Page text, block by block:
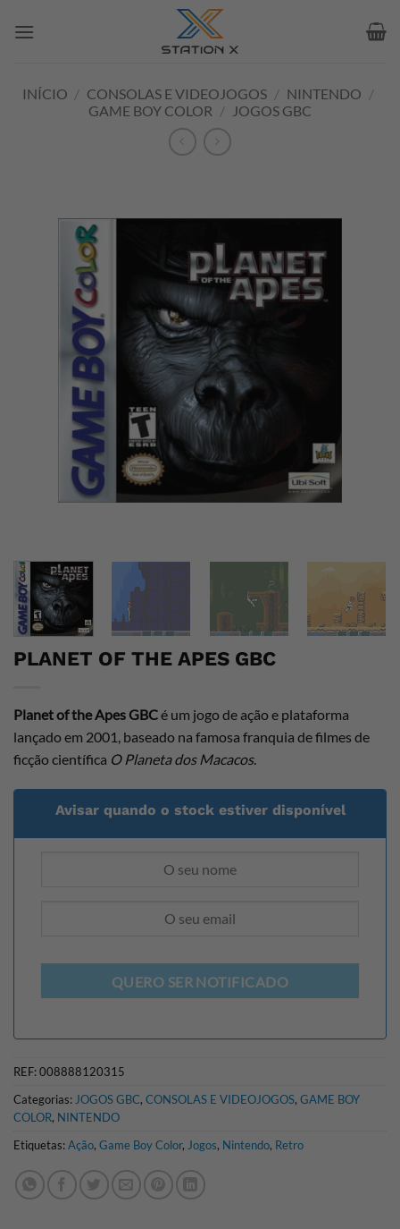
INÍCIO / CONSOLAS E VIDEOJOGOS / NINTENDO /
GAME BOY COLOR / JOGOS GBC
PLANET OF THE APES GBC
Planet of the Apes GBCé um jogo de ação e plataforma
lançado em 2001, baseado na famosa franquia de filmes de
ficção científica O Planeta dos Macacos.
Avisar quando o stock estiver disponível
QUERO SER NOTIFICADO
REF:008888120315
Categorias:JOGOS GBC, CONSOLAS E VIDEOJOGOS, GAME BOY
COLOR, NINTENDO
Etiquetas:Ação, Game Boy Color, Jogos, Nintendo, Retro